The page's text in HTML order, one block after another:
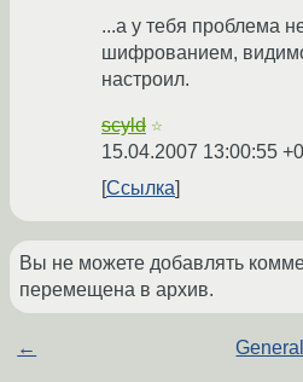
...а у тебя проблема
шифрованием,
настроил.
scyld ☆
15.04.2007 13:00:55
Ссылка
Вы не можете добавлять
перемещена в архив.
← General